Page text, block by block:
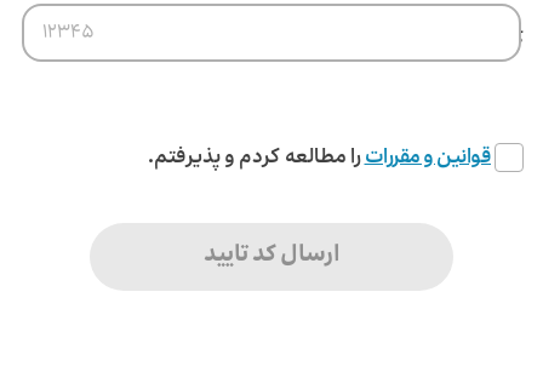
کد امنیتی
قوانین و مقرراترا مطالعه کردم و پذیرفتم.
ارسال کد تایید